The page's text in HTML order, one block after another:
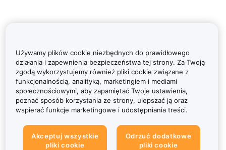
Używamy plików cookie niezbędnych do prawidłowego
działania i zapewnienia bezpieczeństwa tej strony. Za Twoją
zgodą wykorzystujemy również pliki cookie związane z
funkcjonalnością, analityką, marketingiem i mediami
społecznościowymi, aby zapamiętać Twoje ustawienia,
poznać sposób korzystania ze strony, ulepszać ją oraz
wspierać funkcje marketingowe i udostępniania treści.
Akceptuj wszystkie
pliki cookie
Odrzuć dodatkowe
pliki cookie